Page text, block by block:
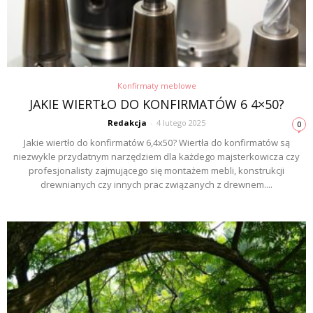
Konfirmaty meblowe
JAKIE WIERTŁO DO KONFIRMATÓW 6 4×50?
Redakcja - 4 lutego 2025 0
Jakie wiertło do konfirmatów 6,4x50? Wiertła do konfirmatów są
niezwykle przydatnym narzędziem dla każdego majsterkowicza czy
profesjonalisty zajmującego się montażem mebli, konstrukcji
drewnianych czy innych prac związanych z drewnem....